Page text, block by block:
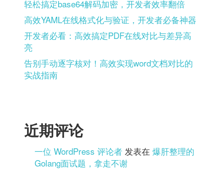
轻松搞定base64解码加密，开发者效率翻倍
高效YAML在线格式化与验证，开发者必备神器
开发者必看：高效搞定PDF在线对比与差异高
亮
告别手动逐字核对！高效实现word文档对比的
实战指南
近期评论
一位 WordPress 评论者 发表在爆肝整理的
Golang面试题，拿走不谢